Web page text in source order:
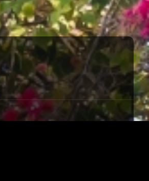
オーストリア
オランダ
北マケドニア
ギリシャ
キプロス